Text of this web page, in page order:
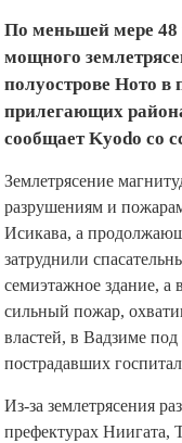
По меньшей мере 48
мощного
полуострове Ното в
прилегающих
сообщает Kyodo со
Землетрясение
разрушениям и
Исикава, а
затруднили
семиэтажное здание, а
сильный пожар,
властей, в Вадзиме
пострадавших
Из-за землетрясения
префектурах Ниигата,